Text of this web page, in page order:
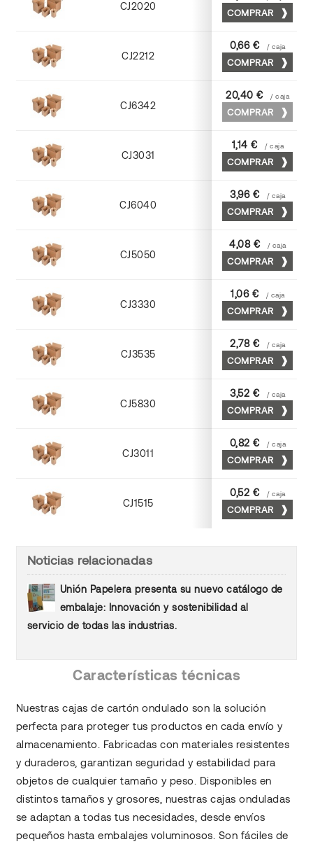
CJ2020
Kraft
COMPRAR
CJ2212
Kraft
0,66 € / caja
COMPRAR
CJ6342
Cuero
20,40 € / caja
COMPRAR
CJ3031
Kraft
1,14 € / caja
COMPRAR
CJ6040
Cuero
3,96 € / caja
COMPRAR
CJ5050
Cuero
4,08 € / caja
COMPRAR
CJ3330
Kraft
1,06 € / caja
COMPRAR
CJ3535
Cuero
2,78 € / caja
COMPRAR
CJ5830
Cuero
3,52 € / caja
COMPRAR
CJ3011
Kraft
0,82 € / caja
COMPRAR
CJ1515
Kraft
0,52 € / caja
COMPRAR
Noticias relacionadas
Unión Papelera presenta su nuevo catálogo de
embalaje: Innovación y sostenibilidad al
servicio de todas las industrias.
Características técnicas
Nuestras cajas de cartón ondulado son la solución
perfecta para proteger tus productos en cada envío y
almacenamiento. Fabricadas con materiales resistentes
y duraderos, garantizan seguridad y estabilidad para
objetos de cualquier tamaño y peso. Disponibles en
distintos tamaños y grosores, nuestras cajas onduladas
se adaptan a todas tus necesidades, desde envíos
pequeños hasta embalajes voluminosos. Son fáciles de